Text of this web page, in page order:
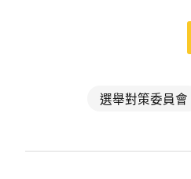
選舉對策委員會